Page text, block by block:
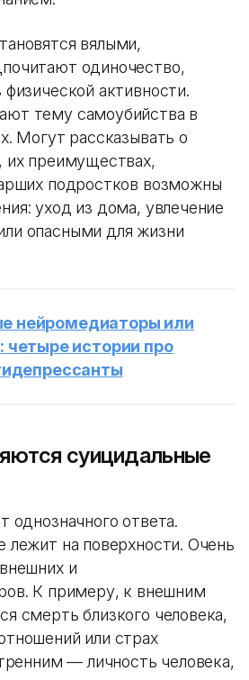
вялыми,
одиночество,
активности.
тему самоубийства в
Могут рассказывать о
их преимуществах,
подростков возможны
уход из дома, увлечение
опасными для жизни
нейромедиаторы или
четыре истории про
суицидальные
однозначного ответа.
лежит на поверхности. Очень
и
К примеру, к внешним
смерть близкого человека,
или страх
— личность человека,